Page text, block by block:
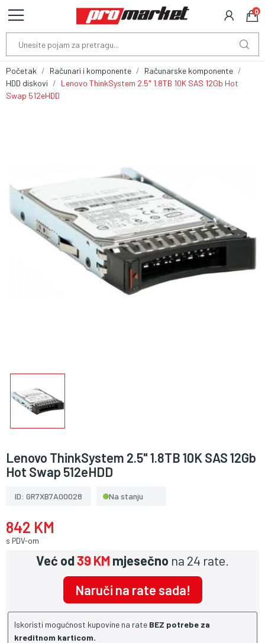
0
Početak Računari i komponente
Računarske komponente
HDD diskovi
Lenovo ThinkSystem 2.5" 1.8TB 10K SAS 12Gb Hot
Swap 512eHDD
Lenovo ThinkSystem 2.5" 1.8TB 10K SAS 12Gb
Hot Swap 512eHDD
ID: GR7XB7A00028 Na stanju
842 KM
s PDV-om
Već od39 KM mjesečno na 24 rate.
Naruči na rate sada!
Iskoristi mogućnost kupovine na rate BEZ potrebe za
kreditnom karticom.